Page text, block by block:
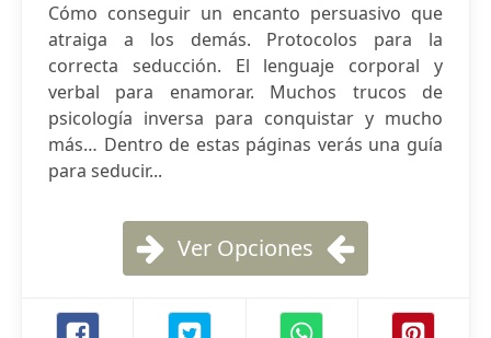
Cómo conseguir un encanto persuasivo que
atraiga a los demás. Protocolos para la
correcta seducción. El lenguaje corporal y
verbal para enamorar. Muchos trucos de
psicología inversa para conquistar y mucho
más… Dentro de estas páginas verás una guía
para seducir...
Ver Opciones